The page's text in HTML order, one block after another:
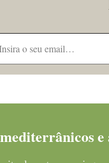
email…
e